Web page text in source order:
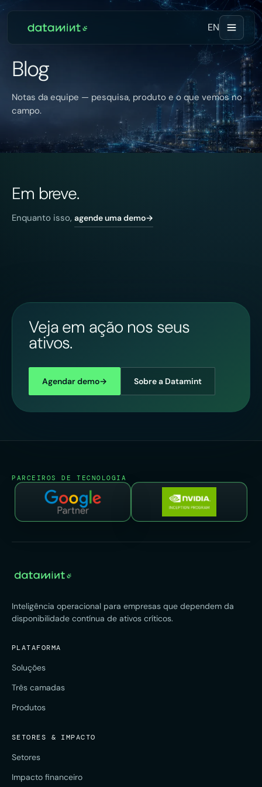
EN
Blog
Notas da equipe — pesquisa, produto e o que vemos no
campo.
Em breve.
Enquanto isso, agende uma demo→
Veja em ação nos seus
ativos.
Agendar demo→ Sobre a Datamint
PARCEIROS DE TECNOLOGIA
Inteligência operacional para empresas que dependem da
disponibilidade contínua de ativos críticos.
PLATAFORMA
Soluções
Três camadas
Produtos
SETORES & IMPACTO
Setores
Impacto financeiro